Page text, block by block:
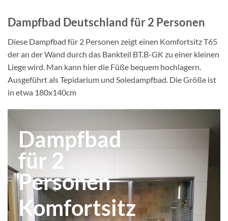
Dampfbad Deutschland für 2 Personen
Diese Dampfbad für 2 Personen zeigt einen Komfortsitz T65
der an der Wand durch das Bankteil BT.B-GK zu einer kleinen
Liege wird. Man kann hier die Füße bequem hochlagern.
Ausgeführt als Tepidarium und Soledampfbad. Die Größe ist
in etwa 180x140cm
Dampfbad
für 2
Personen
Komfortsitz